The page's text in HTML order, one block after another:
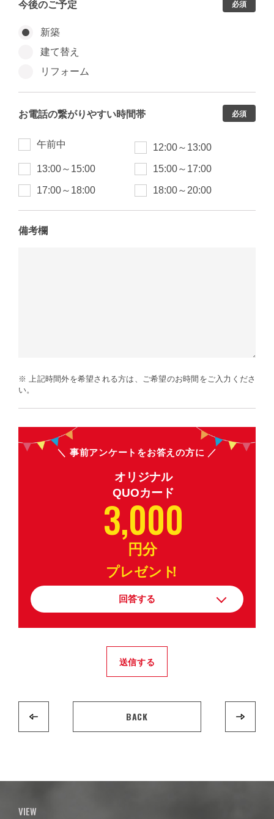
今後のご予定 必須
新築
建て替え
リフォーム
お電話の繋がりやすい時間帯 必須
午前中 12:00～13:00
13:00～15:00 15:00～17:00
17:00～18:00 18:00～20:00
備考欄
※ 上記時間外を希望される方は、ご希望のお時間をご入力くださ
い。
事前アンケートをお答えの方に
オリジナル
QUOカード
3,000
円分
プレゼント
！
回答する
送信する
BACK
VIEW